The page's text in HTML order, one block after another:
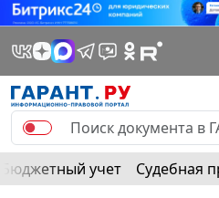
Бюджетный учет Судебная